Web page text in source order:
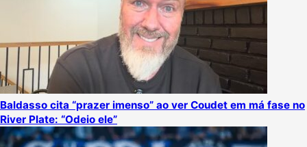
Baldasso cita “prazer imenso” ao ver Coudet em má fase no
River Plate: “Odeio ele”